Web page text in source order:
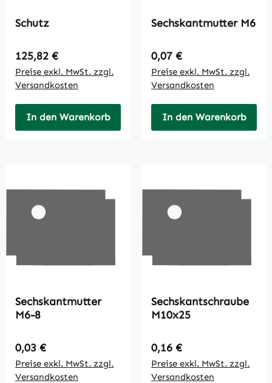
Schutz
Regulärer Preis:
125,82 €
Preise exkl. MwSt. zzgl.
Versandkosten
In den Warenkorb
Sechskantmutter M6
Regulärer Preis:
0,07 €
Preise exkl. MwSt. zzgl.
Versandkosten
In den Warenkorb
Sechskantmutter
M6-8
Regulärer Preis:
0,03 €
Preise exkl. MwSt. zzgl.
Versandkosten
Sechskantschraube
M10x25
Regulärer Preis:
0,16 €
Preise exkl. MwSt. zzgl.
Versandkosten